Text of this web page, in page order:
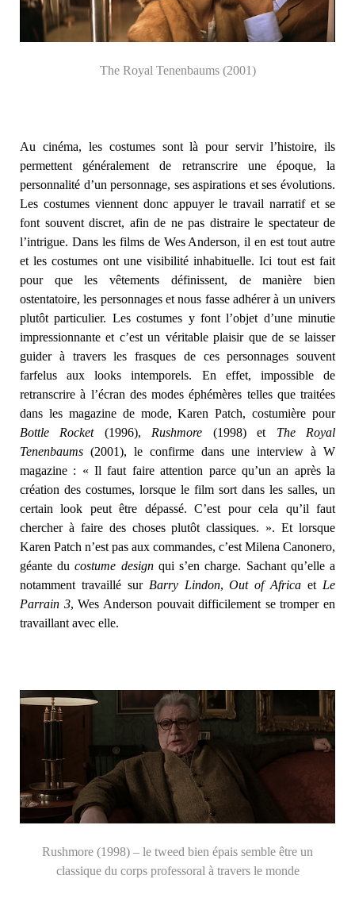
The Royal Tenenbaums (2001)
Au cinéma, les costumes sont là pour servir l’histoire, ils
permettent généralement de retranscrire une époque, la
personnalité d’un personnage, ses aspirations et ses évolutions.
Les costumes viennent donc appuyer le travail narratif et se
font souvent discret, afin de ne pas distraire le spectateur de
l’intrigue. Dans les films de Wes Anderson, il en est tout autre
et les costumes ont une visibilité inhabituelle. Ici tout est fait
pour que les vêtements définissent, de manière bien
ostentatoire, les personnages et nous fasse adhérer à un univers
plutôt particulier. Les costumes y font l’objet d’une minutie
impressionnante et c’est un véritable plaisir que de se laisser
guider à travers les frasques de ces personnages souvent
farfelus aux looks intemporels. En effet, impossible de
retranscrire à l’écran des modes éphémères telles que traitées
dans les magazine de mode, Karen Patch, costumière pour
Bottle Rocket (1996), Rushmore (1998) et The Royal
Tenenbaums (2001), le confirme dans une interview à W
magazine : « Il faut faire attention parce qu’un an après la
création des costumes, lorsque le film sort dans les salles, un
certain look peut être dépassé. C’est pour cela qu’il faut
chercher à faire des choses plutôt classiques. ». Et lorsque
Karen Patch n’est pas aux commandes, c’est Milena Canonero,
géante ducostume design qui s’en charge. Sachant qu’elle a
notamment travaillé sur Barry Lindon,Out of Africa et Le
Parrain 3, Wes Anderson pouvait difficilement se tromper en
travaillant avec elle.
Rushmore (1998) – le tweed bien épais semble être un
classique du corps professoral à travers le monde